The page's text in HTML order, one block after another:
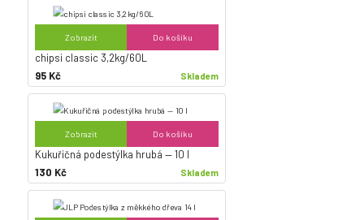
Zobrazit Do košíku
chipsi classic 3,2kg/60L
95 Kč
Skladem
Zobrazit Do košíku
Kukuřičná podestýlka hrubá — 10 l
130 Kč
Skladem